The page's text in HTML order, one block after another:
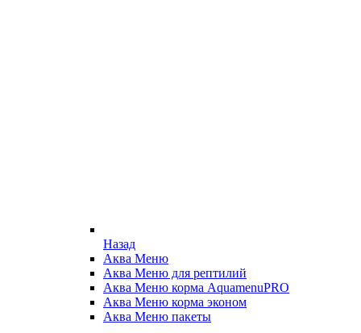
Назад
Аква Меню
Аква Меню для рептилий
Аква Меню корма AquamenuPRO
Аква Меню корма эконом
Аква Меню пакеты